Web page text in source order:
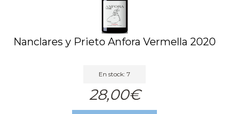
Nanclares y Prieto Anfora Vermella 2020
En stock: 7
28,00€